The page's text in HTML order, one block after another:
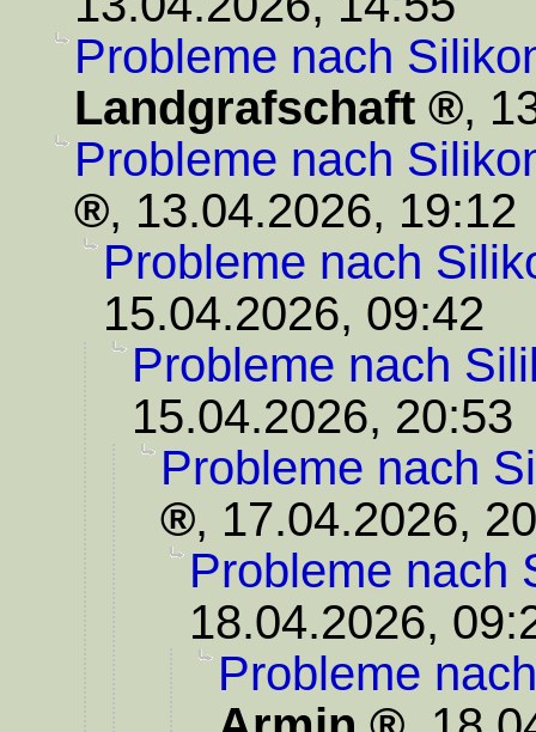
Probleme nach
Landgrafschaft
,
Probleme nach
, 13.04.2026, 19:12
Probleme nach
15.04.2026, 09:42
Probleme nach
15.04.2026, 20:53
Probleme nach
, 17.04.2026,
Probleme nach
18.04.2026,
Probleme